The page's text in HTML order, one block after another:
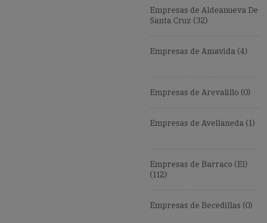
Empresas de Aldeanueva De
Santa Cruz (32)
Empresas de Amavida (4)
Empresas de Arevalillo (0)
Empresas de Avellaneda (1)
Empresas de Barraco (El)
(112)
Empresas de Becedillas (0)